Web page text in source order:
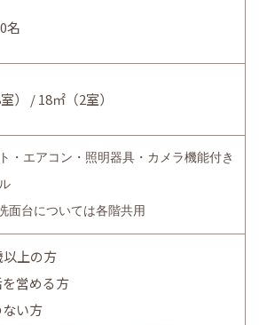
名
室） / 18㎡（2室）
・エアコン・照明器具・カメラ機能付き
面台については各階共用
上の方
営める方
い方